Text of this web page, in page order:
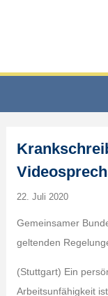
22. Juli 2020
Gemeinsamer
geltenden
(Stuttgart) Ein
Arbeitsunfähigkeit